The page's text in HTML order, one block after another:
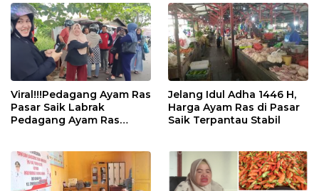
Viral!!!Pedagang Ayam Ras
Pasar Saik Labrak
Pedagang Ayam Ras
Jelang Idul Adha 1446 H,
Harga Ayam Ras di Pasar
Saik Terpantau Stabil